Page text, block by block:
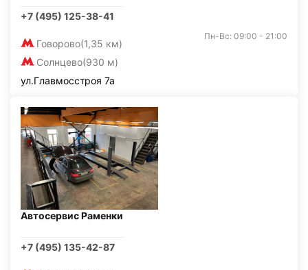
+7 (495) 125-38-41
Говорово(1,35 км)
Солнцево(930 м)
Пн-Вс: 09:00 - 21:00
ул.Главмосстроя 7а
Автосервис Раменки
+7 (495) 135-42-87